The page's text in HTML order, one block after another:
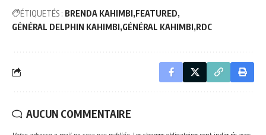
ÉTIQUETÉS : BRENDA KAHIMBI FEATURED
GÉNÉRAL DELPHIN KAHIMBI GÉNÉRAL KAHIMBI RDC
AUCUN COMMENTAIRE